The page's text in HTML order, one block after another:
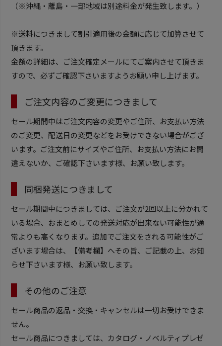
（※沖縄・離島・一部地域は別途料金が発生致します。）
※送料につきまして割引適用後の金額に応じて加算させて
頂きます。
金額の詳細は、ご注文確定メールにてご案内させて頂きま
すので、必ずご確認下さいますようお願い申し上げます。
ご注文内容のご変更につきまして
セール期間中はご注文内容の変更やご住所、お支払い方法
のご変更、配送日の変更などをお受けできない場合がござ
います。ご注文前にサイズやご住所、お支払い方法にお間
違えないか、ご確認下さいます様、お願い致します。
同梱発送につきまして
セール期間中につきましては、ご注文が2回以上に分かれて
いる場合、おまとめしての発送対応が出来ない可能性が通
常よりも高くなります。追加でご注文をされる可能性がご
ざいます場合は、【備考欄】へその旨、ご記載の上、お知
らせ下さいます様、お願い致します。
その他のご注意
セール商品の返品・交換・キャンセルは一切お受けできま
せん。
セール商品につきましては、カタログ・ノベルティプレゼ